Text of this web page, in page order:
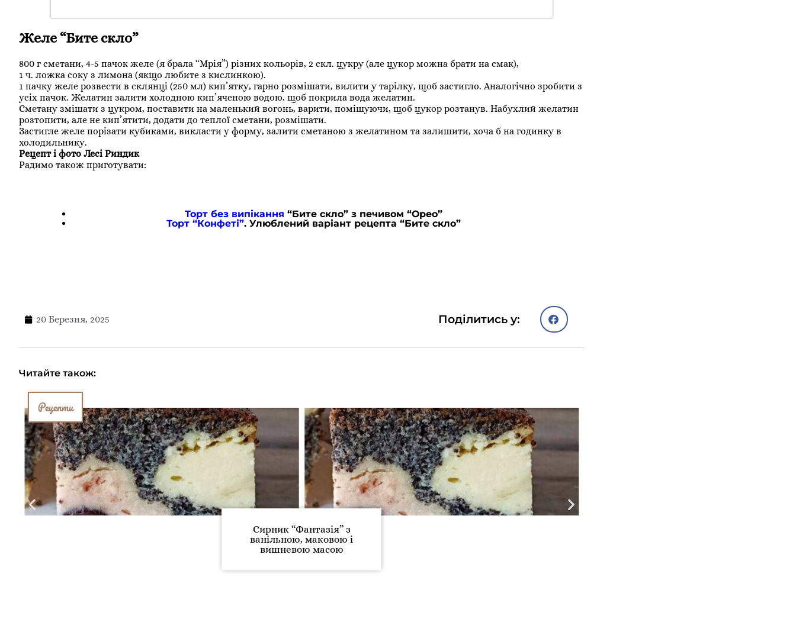
Желе “Бите скло”
800 г сметани, 4-5 пачок желе (я брала “Мрія”) різних кольорів, 2 скл. цукру (але цукор можна брати на смак),
1 ч. ложка соку з лимона (якщо любите з кислинкою).
1 пачку желе розвести в склянці (250 мл) кип’ятку, гарно розмішати, вилити у тарілку, щоб застигло. Аналогічно зробити з
усіх пачок. Желатин залити холодною кип’яченою водою, щоб покрила вода желатин.
Сметану змішати з цукром, поставити на маленький вогонь, варити, помішуючи, щоб цукор розтанув. Набухлий желатин
розтопити, але не кип’ятити, додати до теплої сметани, розмішати.
Застигле желе порізати кубиками, викласти у форму, залити сметаною з желатином та залишити, хоча б на годинку в
холодильнику.
Рецепт і фото Лесі Риндик
Радимо також приготувати:
Торт без випікання “Бите скло” з печивом “Орео”
Торт “Конфеті”. Улюблений варіант рецепта “Бите скло”
20 Березня, 2025 Поділитись у:
Читайте також:
Рецепти
Сирник “Фантазія” з
ванільною, маковою і
вишневою масою